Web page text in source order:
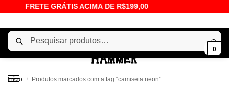
FRETE GRÁTIS ACIMA DE R$199,00
0
Início / Produtos marcados com a tag “camiseta neon”